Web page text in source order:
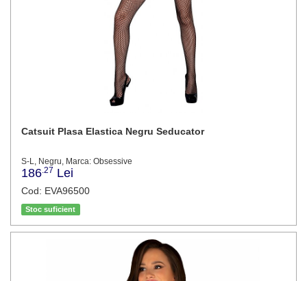
Catsuit Plasa Elastica Negru Seducator
S-L, Negru, Marca: Obsessive
186 .27 Lei
Cod: EVA96500
Stoc suficient